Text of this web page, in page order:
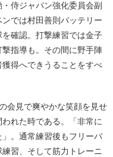
侍ジャパン強化委員会副
では村田善則バッテリー
確認。打撃練習では金子
指導も。その間に野手陣
得へできうることをすべ
会見で爽やかな笑顔を見せ
れた時である。「非常に
。通常練習後もフリーバ
習、そして筋力トレーニ